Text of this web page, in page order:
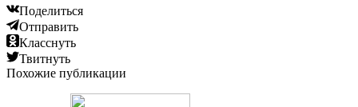
Поделиться
Отправить
Класснуть
Твитнуть
Похожие публикации